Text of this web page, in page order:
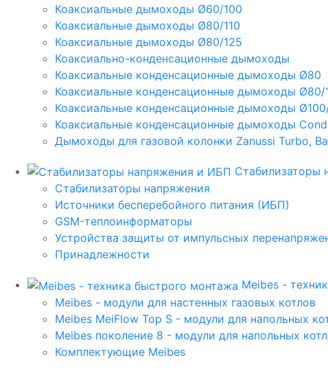
Коаксиальные дымоходы Ø60/100
Коаксиальные дымоходы Ø80/110
Коаксиальные дымоходы Ø80/125
Коаксиально-конденсационные дымоходы
Коаксиальные конденсационные дымоходы Ø80
Коаксиальные конденсационные дымоходы Ø80/
Коаксиальные конденсационные дымоходы
Коаксиальные конденсационные дымоходы
Дымоходы для газовой колонки Zanussi Turbo,
Стабилизаторы
Стабилизаторы напряжения
Источники бесперебойного питания (ИБП)
GSM-теплоинформаторы
Устройства защиты от импульсных
Принадлежности
Meibes -
Meibes - модули для настенных газовых котлов
Meibes MeiFlow Top S - модули для напольных
Meibes поколение 8 - модули для напольных
Комплектующие Meibes